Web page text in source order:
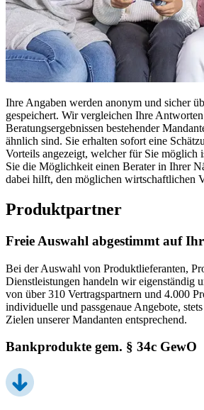
Ihre Angaben werden anonym und sicher
gespeichert. Wir vergleichen Ihre
Beratungsergebnissen bestehender
ähnlich sind. Sie erhalten sofort eine
Vorteils angezeigt, welcher für Sie möglich
Sie die Möglichkeit einen Berater in Ihrer
dabei hilft, den möglichen wirtschaftlichen
Produktpartner
Freie Auswahl abgestimmt auf
Bei der Auswahl von Produktlieferanten,
Dienstleistungen handeln wir eigenständig
von über 310 Vertragspartnern und 4.000
individuelle und passgenaue Angebote,
Zielen unserer Mandanten entsprechend.
Bankprodukte gem. § 34c GewO